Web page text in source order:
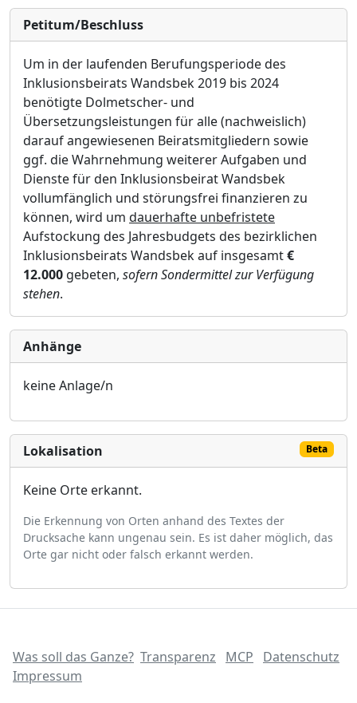
Petitum/Beschluss
Um in der laufenden Berufungsperiode des
Inklusionsbeirats Wandsbek 2019 bis 2024
benötigte Dolmetscher- und
Übersetzungsleistungen für alle (nachweislich)
darauf angewiesenen Beiratsmitgliedern sowie
ggf. die Wahrnehmung weiterer Aufgaben und
Dienste für den Inklusionsbeirat Wandsbek
vollumfänglich und störungsfrei finanzieren zu
können, wird um dauerhafte unbefristete
Aufstockung des Jahresbudgets des bezirklichen
Inklusionsbeirats Wandsbek auf insgesamt€
12.000 gebeten, sofern Sondermittel zur Verfügung
stehen.
Anhänge
keine Anlage/n
Lokalisation Beta
Keine Orte erkannt.
Die Erkennung von Orten anhand des Textes der
Drucksache kann ungenau sein. Es ist daher möglich, das
Orte gar nicht oder falsch erkannt werden.
Was soll das Ganze? Transparenz MCP
Datenschutz
Impressum